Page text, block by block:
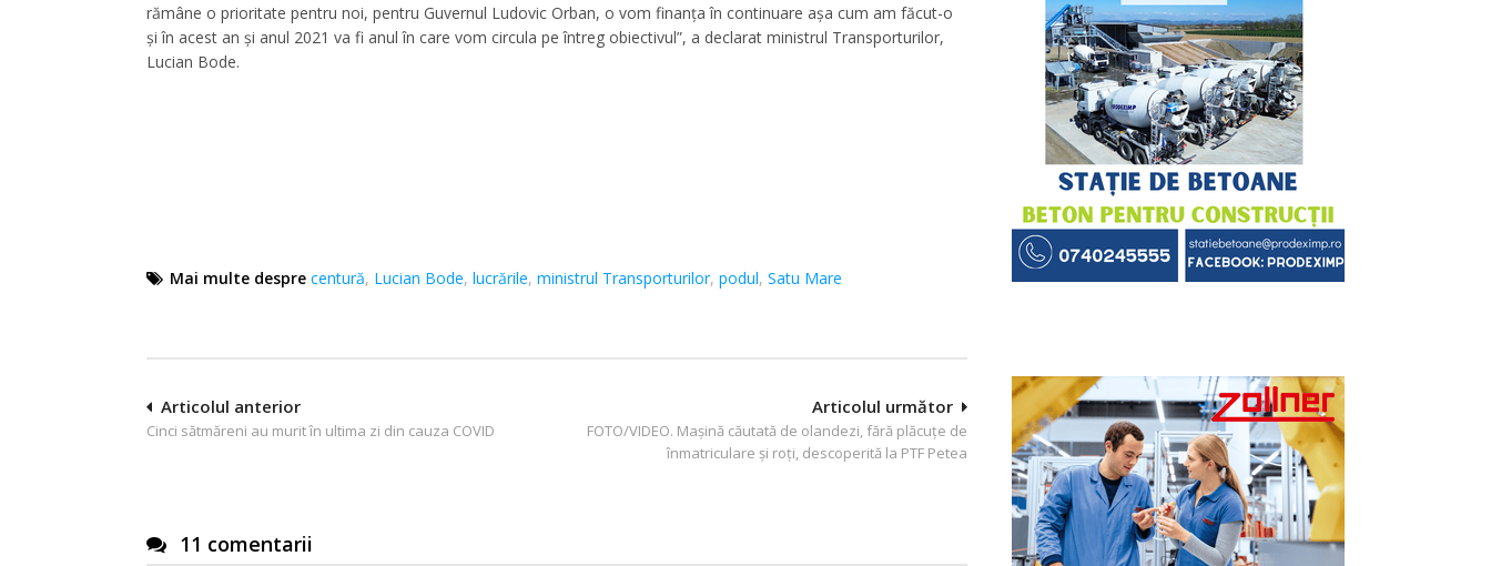
rămâne o prioritate pentru noi, pentru Guvernul Ludovic Orban, o vom finanța în continuare așa cum am făcut-o
și în acest an și anul 2021 va fi anul în care vom circula pe întreg obiectivul”, a declarat ministrul Transporturilor,
Lucian Bode.
Mai multe despre centură, Lucian Bode, lucrările, ministrul Transporturilor, podul, Satu Mare
Navigare
în
Articolul următor
FOTO/VIDEO. Mașină căutată de olandezi, fără plăcuţe de
înmatriculare şi roţi, descoperită la PTF Petea
Articolul anterior
Cinci sătmăreni au murit în ultima zi din cauza COVID
11 comentarii